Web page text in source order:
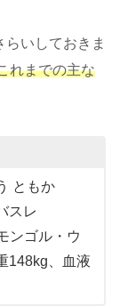
いしておきま
れまでの主な
ともか
スレ
ンゴル・ウ
148kg、血液